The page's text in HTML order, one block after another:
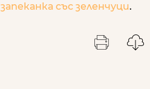
запеканка със зеленчуци.